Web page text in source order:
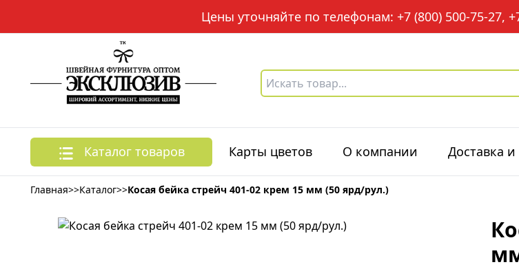
Цены уточняйте по телефонам: +7 (800) 500-75-27,
Каталог товаров Карты цветов О компании Доставка и
Главная>>Каталог>>Косая бейка стрейч 401-02 крем 15 мм (50 ярд/рул.)